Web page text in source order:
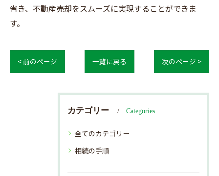
省き、不動産売却をスムーズに実現することができま
す。
< 前のページ 一覧に戻る 次のページ >
カテゴリー Categories
全てのカテゴリー
相続の手順